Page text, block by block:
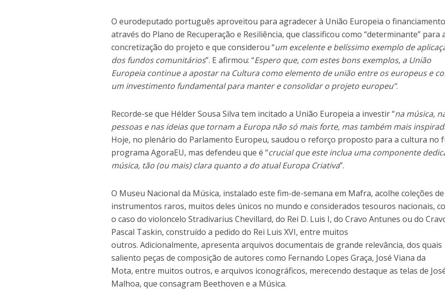
O eurodeputado português aproveitou para agradecer à União Europeia o
através do Plano de Recuperação e Resiliência, que classificou como “determinante” para
concretização do projeto e que considerou “um excelente e belíssimo exemplo de
dos fundos comunitários”. E afirmou: “Espero que, com estes bons exemplos, a União
Europeia continue a apostar na Cultura como elemento de união entre os europeus e
um investimento fundamental para manter e consolidar o projeto europeu”.
Recorde-se que Hélder Sousa Silva tem incitado a União Europeia a investir “na música,
pessoas e nas ideias que tornam a Europa não só mais forte, mas também mais
Hoje, no plenário do Parlamento Europeu, saudou o reforço proposto para a cultura no
programa AgoraEU, mas defendeu que é “crucial que este inclua uma componente
música, tão (ou mais) clara quanto a do atual Europa Criativa”.
O Museu Nacional da Música, instalado este fim-de-semana em Mafra, acolhe coleções de
instrumentos raros, muitos deles únicos no mundo e considerados tesouros nacionais,
o caso do violoncelo Stradivarius Chevillard, do Rei D. Luis I, do Cravo Antunes ou do
Pascal Taskin, construído a pedido do Rei Luis XVI, entre muitos
outros. Adicionalmente, apresenta arquivos documentais de grande relevância, dos quais
saliento peças de composição de autores como Fernando Lopes Graça, José Viana da
Mota, entre muitos outros, e arquivos iconográficos, merecendo destaque as telas de
Malhoa, que consagram Beethoven e a Música.